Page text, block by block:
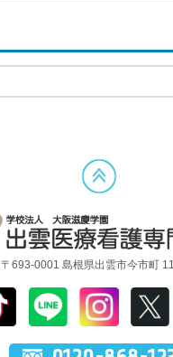
〒693-0001 島根県出雲市今市町